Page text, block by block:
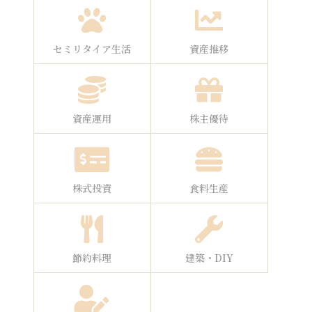
セミリタイア生活 資産推移
資産運用 株主優待
株式投資 食料生産
節約料理 建築・DIY